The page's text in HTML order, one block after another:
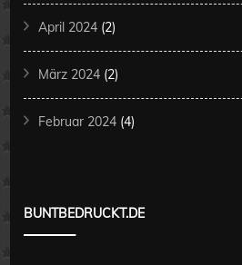
April 2024 (2)
März 2024 (2)
Februar 2024 (4)
BUNTBEDRUCKT.DE